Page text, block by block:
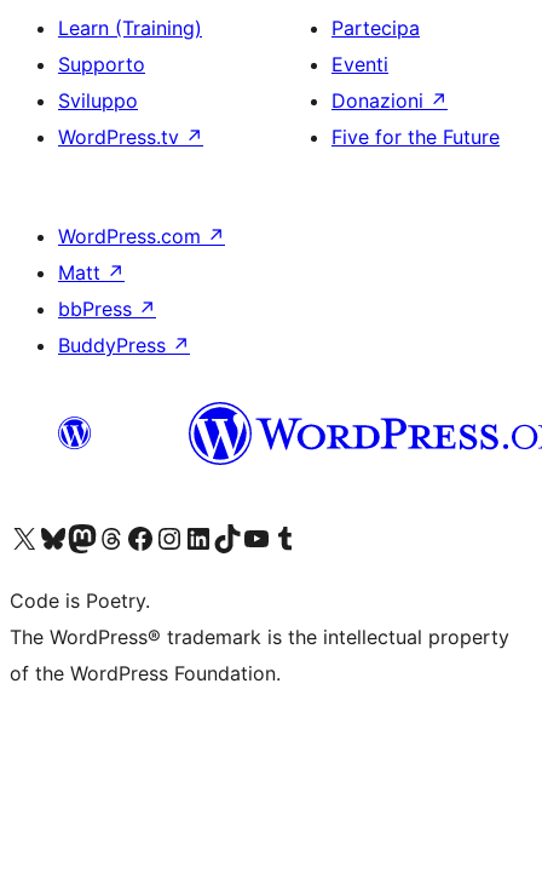
Learn (Training)
Supporto
Sviluppo
WordPress.tv ↗
Partecipa
Eventi
Donazioni ↗
Five for the Future
WordPress.com ↗
Matt ↗
bbPress ↗
BuddyPress ↗
Visita il nostro account X (ex Twitter)
Visita il nostro account Bluesky
Visita il nostro account Mastodon
Visita il nostro account Threads
Visita la nostra pagina Facebook
Visita il nostro account Instagram
Visita il nostro account LinkedIn
Visita il nostro account TikTok
Visita il nostro canale YouTube
Visita il nostro account Tumblr
Code is Poetry.
The WordPress® trademark is the intellectual property
of the WordPress Foundation.